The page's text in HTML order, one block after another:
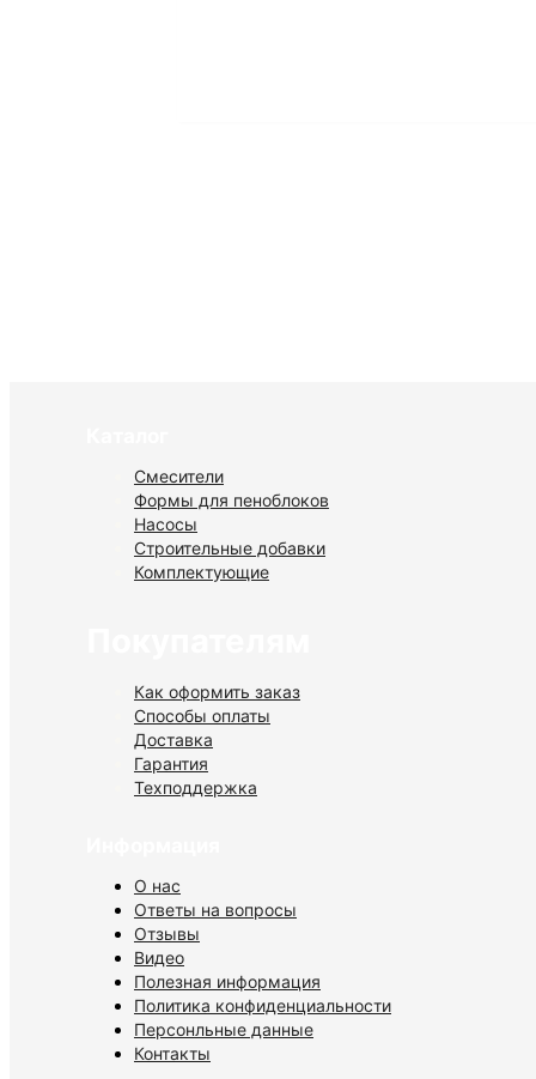
Смесители
Формы для пеноблоков
Насосы
Строительные добавки
Комплектующие
Как оформить заказ
Способы оплаты
Доставка
Гарантия
Техподдержка
О нас
Ответы на вопросы
Отзывы
Видео
Полезная информация
Политика конфиденциальности
Персонльные данные
Контакты